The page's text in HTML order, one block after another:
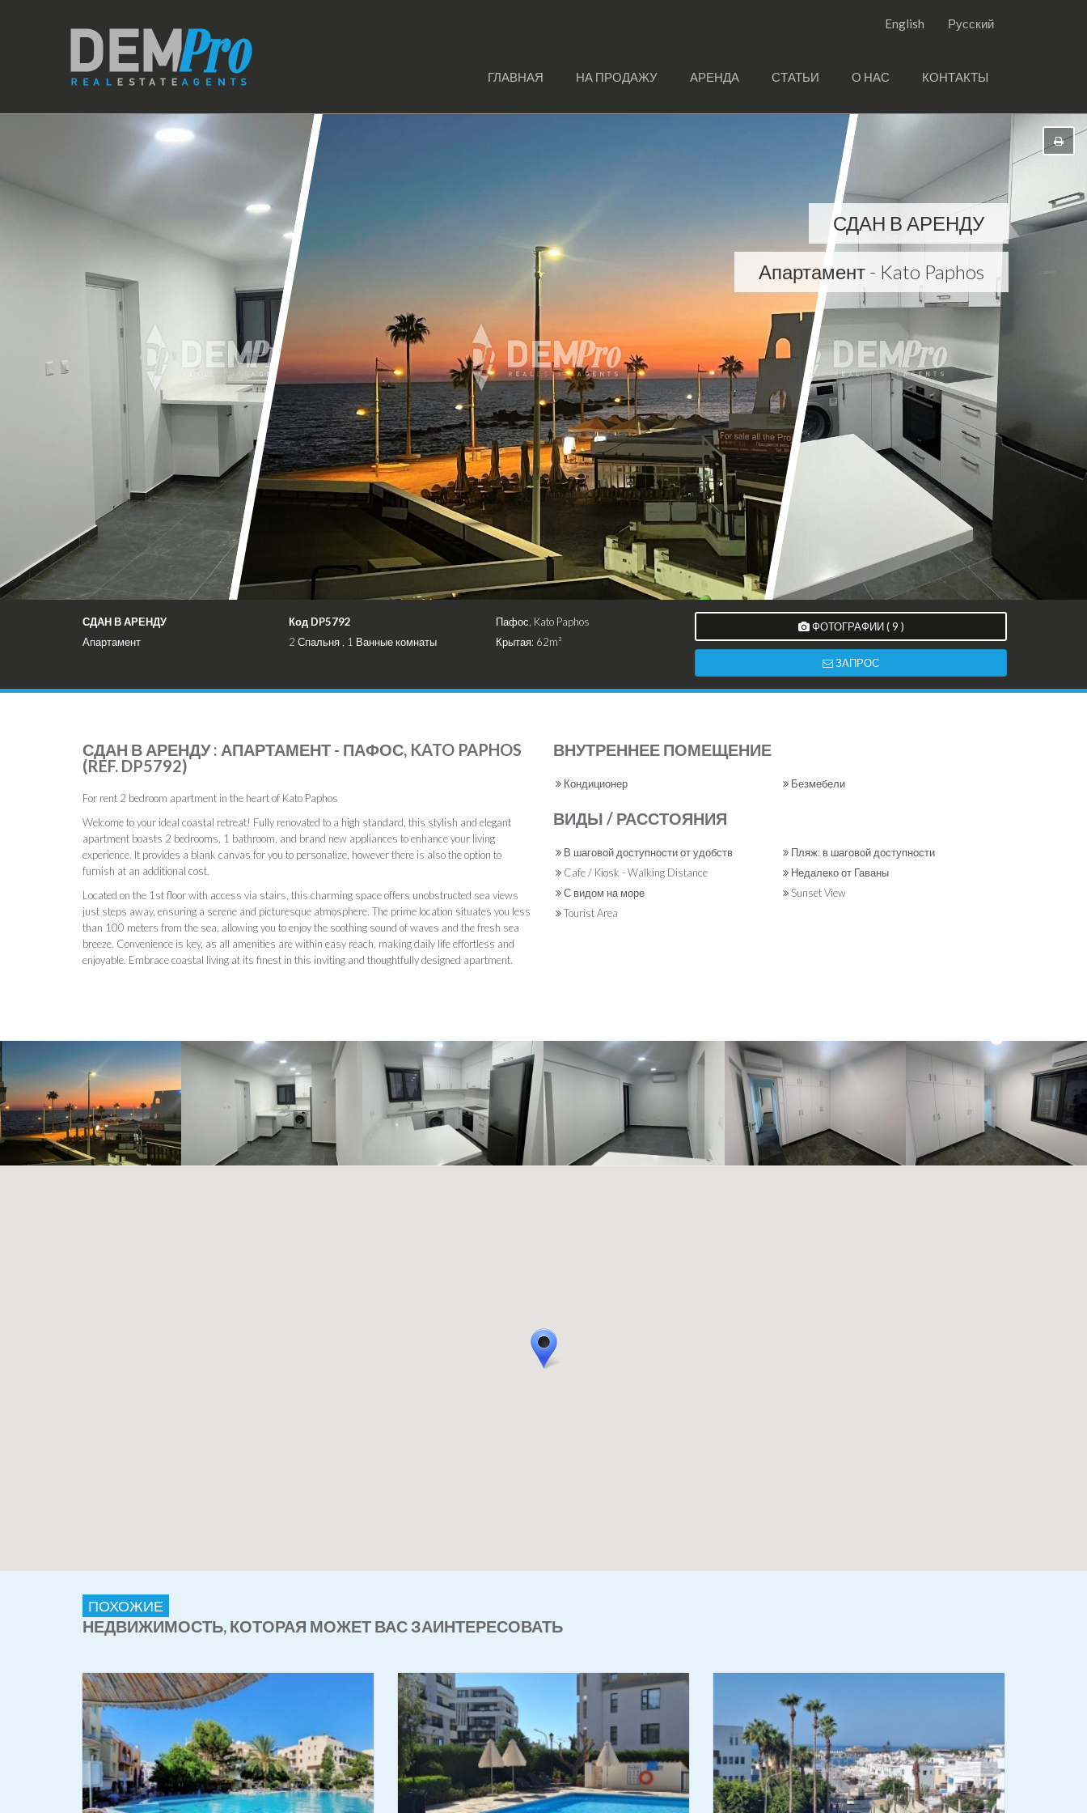
English Русский
ГЛАВНАЯ НА ПРОДАЖУ АРЕНДА СТАТЬИ О НАС КОНТАКТЫ
СДАН В АРЕНДУ
Апартамент - Kato Paphos
СДАН В АРЕНДУ Код DP5792
Пафос, Kato Paphos
Апартамент
2 Спальня , 1 Ванные комнаты Крытая: 62m²
ФОТОГРАФИИ ( 9 )
ЗАПРОС
СДАН В АРЕНДУ : АПАРТАМЕНТ - ПАФОС, KATO PAPHOS
(REF. DP5792)
For rent 2 bedroom apartment in the heart of Kato Paphos
Welcome to your ideal coastal retreat! Fully renovated to a high standard, this stylish and elegant
apartment boasts 2 bedrooms, 1 bathroom, and brand new appliances to enhance your living
experience. It provides a blank canvas for you to personalize, however there is also the option to
furnish at an additional cost.
Located on the 1st floor with access via stairs, this charming space offers unobstructed sea views
just steps away, ensuring a serene and picturesque atmosphere. The prime location situates you less
than 100 meters from the sea, allowing you to enjoy the soothing sound of waves and the fresh sea
breeze. Convenience is key, as all amenities are within easy reach, making daily life effortless and
enjoyable. Embrace coastal living at its finest in this inviting and thoughtfully designed apartment.
ВНУТРЕННЕЕ ПОМЕЩЕНИЕ
Кондиционер Безмебели
ВИДЫ / РАССТОЯНИЯ
В шаговой доступности от удобств
Пляж: в шаговой доступности
Cafe / Kiosk - Walking Distance
Недалеко от Гаваны
С видом на море
Sunset View
Tourist Area
ПОХОЖИЕ
НЕДВИЖИМОСТЬ, КОТОРАЯ МОЖЕТ ВАС ЗАИНТЕРЕСОВАТЬ